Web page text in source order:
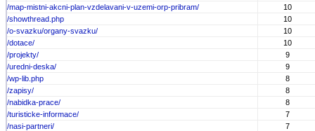
/map-mistni-akcni-plan-vzdelavani-v-uzemi-orp-pribram/
10
/showthread.php
10
/o-svazku/organy-svazku/
10
/dotace/
10
/projekty/
9
/uredni-deska/
9
/wp-lib.php
8
/zapisy/
8
/nabidka-prace/
8
/turisticke-informace/
7
/nasi-partneri/
7